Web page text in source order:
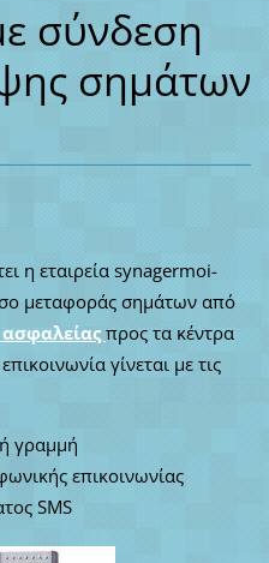
σύνδεση
σημάτων
η εταιρεία synagermoi-
μεταφοράς σημάτων από
προς τα κέντρα
γίνεται με τις
γραμμή
επικοινωνίας
SMS